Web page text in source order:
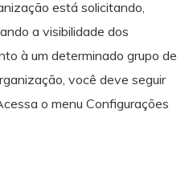
está solicitando,
a visibilidade dos
à um determinado grupo de
você deve seguir
o menu Configurações